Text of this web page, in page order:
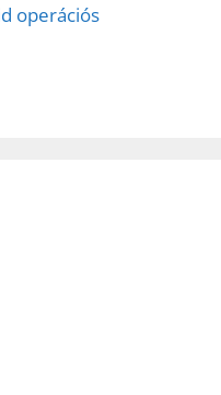
operációs